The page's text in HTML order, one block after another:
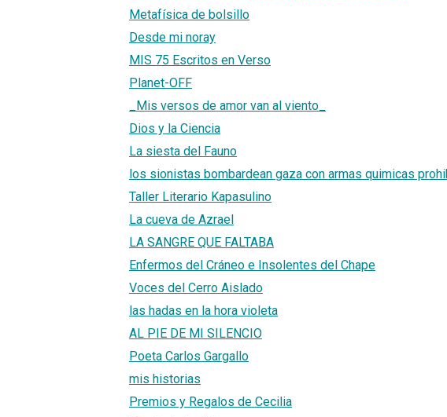
Metafísica de bolsillo
Desde mi noray
MIS 75 Escritos en Verso
Planet-OFF
_Mis versos de amor van al viento_
Dios y la Ciencia
La siesta del Fauno
los sionistas bombardean gaza con armas quimicas
Taller Literario Kapasulino
La cueva de Azrael
LA SANGRE QUE FALTABA
Enfermos del Cráneo e Insolentes del Chape
Voces del Cerro Aislado
las hadas en la hora violeta
AL PIE DE MI SILENCIO
Poeta Carlos Gargallo
mis historias
Premios y Regalos de Cecilia